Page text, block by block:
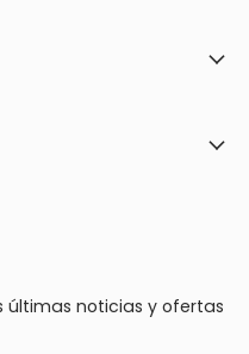
últimas noticias y ofertas